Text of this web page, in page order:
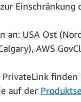
USA Ost
AWS
finden
auf der